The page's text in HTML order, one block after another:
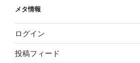
メタ情報
ログイン
投稿フィード